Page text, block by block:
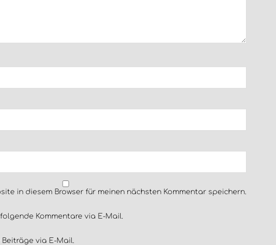
in diesem Browser für meinen nächsten Kommentar speichern.
Kommentare via E-Mail.
via E-Mail.